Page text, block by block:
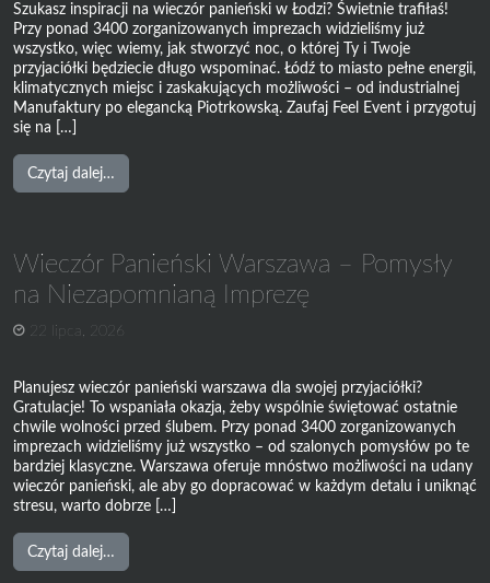
Szukasz inspiracji na wieczór panieński w Łodzi? Świetnie trafiłaś!
Przy ponad 3400 zorganizowanych imprezach widzieliśmy już
wszystko, więc wiemy, jak stworzyć noc, o której Ty i Twoje
przyjaciółki będziecie długo wspominać. Łódź to miasto pełne energii,
klimatycznych miejsc i zaskakujących możliwości – od industrialnej
Manufaktury po elegancką Piotrkowską. Zaufaj Feel Event i przygotuj
się na […]
Czytaj dalej…
Najlepsze
scenariusze
na
panieński
Łodzi
Wieczór Panieński Warszawa – Pomysły
na Niezapomnianą Imprezę
22 lipca, 2026
Planujesz wieczór panieński warszawa dla swojej przyjaciółki?
Gratulacje! To wspaniała okazja, żeby wspólnie świętować ostatnie
chwile wolności przed ślubem. Przy ponad 3400 zorganizowanych
imprezach widzieliśmy już wszystko – od szalonych pomysłów po te
bardziej klasyczne. Warszawa oferuje mnóstwo możliwości na udany
wieczór panieński, ale aby go dopracować w każdym detalu i uniknąć
stresu, warto dobrze […]
Czytaj dalej…
Wieczór